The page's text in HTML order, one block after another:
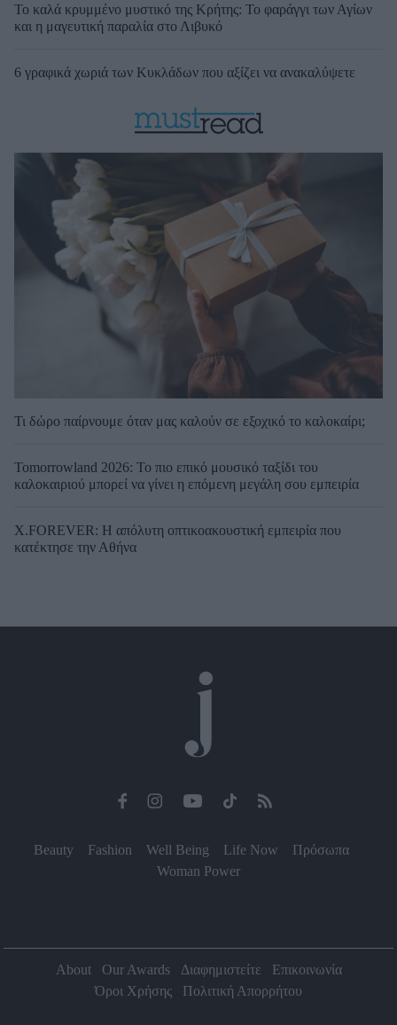
Το καλά κρυμμένο μυστικό της Κρήτης: Το φαράγγι των Αγίων
και η μαγευτική παραλία στο Λιβυκό
6 γραφικά χωριά των Κυκλάδων που αξίζει να ανακαλύψετε
Τι δώρο παίρνουμε όταν μας καλούν σε εξοχικό το καλοκαίρι;
Tomorrowland 2026: Το πιο επικό μουσικό ταξίδι του
καλοκαιριού μπορεί να γίνει η επόμενη μεγάλη σου εμπειρία
X.FOREVER: Η απόλυτη οπτικοακουστική εμπειρία που
κατέκτησε την Αθήνα
Beauty Fashion Well Being Life Now
Πρόσωπα
Woman Power
About Our Awards Διαφημιστείτε
Επικοινωνία
Όροι Χρήσης
Πολιτική Απορρήτου